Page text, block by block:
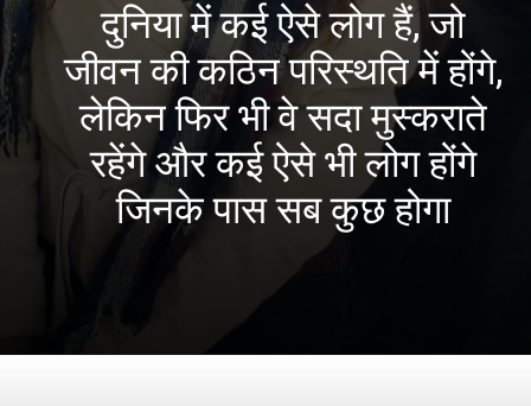
दुनिया में कई ऐसे लोग हैं, जो
जीवन की कठिन परिस्थति में होंगे,
लेकिन फिर भी वे सदा मुस्कराते
रहेंगे और कई ऐसे भी लोग होंगे
जिनके पास सब कुछ होगा